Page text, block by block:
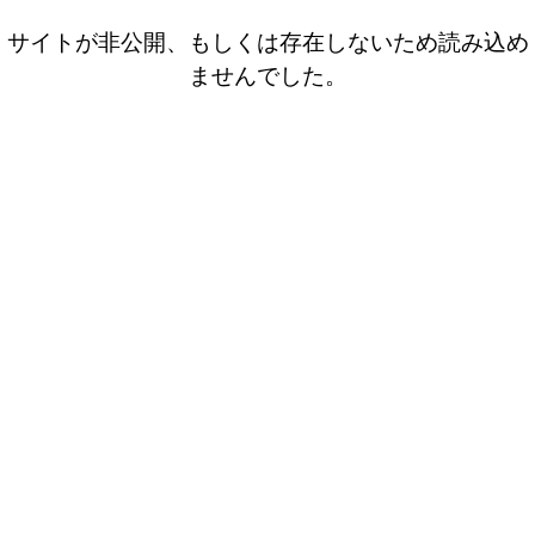
サイトが非公開、もしくは存在しないため読み込め
ませんでした。